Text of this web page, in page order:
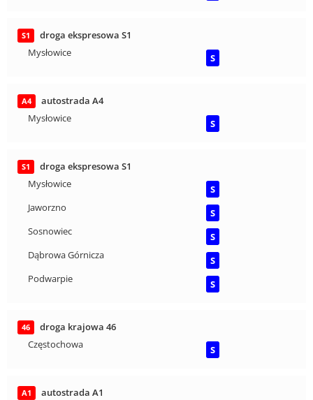
S1
droga ekspresowa S1
Mysłowice
S
A4
autostrada A4
Mysłowice
S
S1
droga ekspresowa S1
Mysłowice
S
Jaworzno
S
Sosnowiec
S
Dąbrowa Górnicza
S
Podwarpie
S
46
droga krajowa 46
Częstochowa
S
A1
autostrada A1